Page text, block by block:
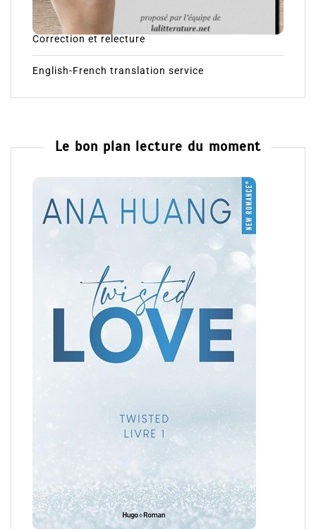
Correction et relecture
English-French translation service
Le bon plan lecture du moment